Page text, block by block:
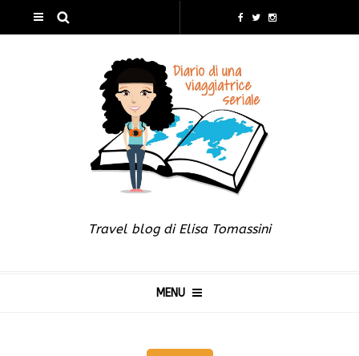
Travel blog di Elisa Tomassini
MENU